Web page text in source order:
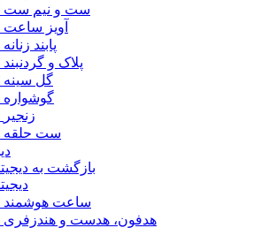
ست و نیم ست
آویز ساعت
پابند زنانه
پلاک و گردنبند
گل سینه
گوشواره
زنجیر
ست حلقه
بازگشت به
ساعت هوشمند
هدفون، هدست و هندزفری